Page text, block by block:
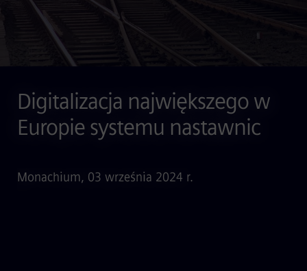
Digitalizacja największego w
Europie systemu nastawnic
Monachium, 03 września 2024 r.